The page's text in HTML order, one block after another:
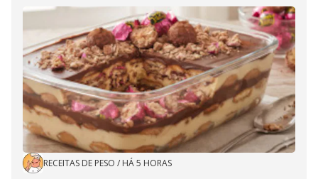
RECEITAS DE PESO / HÁ 5 HORAS